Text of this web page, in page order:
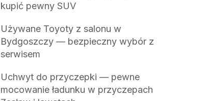
kupić pewny SUV
Używane Toyoty z salonu w
Bydgoszczy — bezpieczny wybór z
serwisem
Uchwyt do przyczepki — pewne
mocowanie ładunku w przyczepach